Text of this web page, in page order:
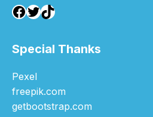
Facebook
Twitter
TikTok
Special Thanks
Pexel
freepik.com
getbootstrap.com